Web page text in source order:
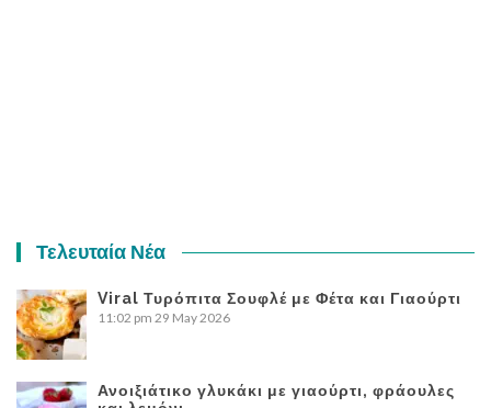
Τελευταία Νέα
Viral Τυρόπιτα Σουφλέ με Φέτα και Γιαούρτι
11:02 pm 29 May 2026
Ανοιξιάτικο γλυκάκι με γιαούρτι, φράουλες